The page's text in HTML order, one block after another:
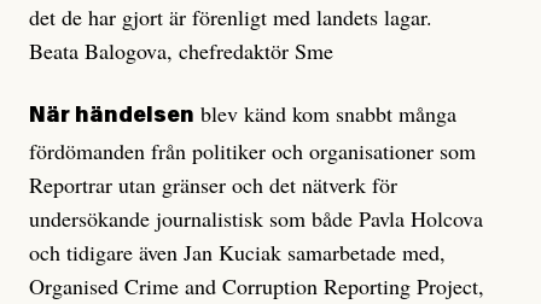
det de har gjort är förenligt med landets lagar.
Beata Balogova, chefredaktör Sme
När händelsen blev känd kom snabbt många
fördömanden från politiker och organisationer som
Reportrar utan gränser och det nätverk för
undersökande journalistisk som både Pavla Holcova
och tidigare även Jan Kuciak samarbetade med,
Organised Crime and Corruption Reporting Project,